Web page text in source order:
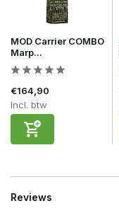
MOD Carrier COMBO
Marp...
€164,90
Incl. btw
Reviews